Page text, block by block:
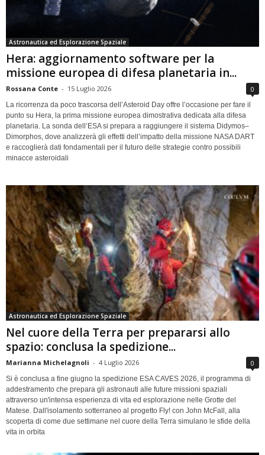
Astronautica ed Esplorazione Spaziale
Hera: aggiornamento software per la
missione europea di difesa planetaria in...
Rossana Conte - 15 Luglio 2026 0
La ricorrenza da poco trascorsa dell’Asteroid Day offre l’occasione per fare il
punto su Hera, la prima missione europea dimostrativa dedicata alla difesa
planetaria. La sonda dell’ESA si prepara a raggiungere il sistema Didymos–
Dimorphos, dove analizzerà gli effetti dell’impatto della missione NASA DART
e raccoglierà dati fondamentali per il futuro delle strategie contro possibili
minacce asteroidali
Astronautica ed Esplorazione Spaziale
Nel cuore della Terra per prepararsi allo
spazio: conclusa la spedizione...
Marianna Michelagnoli - 4 Luglio 2026 0
Si è conclusa a fine giugno la spedizione ESA CAVES 2026, il programma di
addestramento che prepara gli astronauti alle future missioni spaziali
attraverso un'intensa esperienza di vita ed esplorazione nelle Grotte del
Matese. Dall'isolamento sotterraneo al progetto Fly! con John McFall, alla
scoperta di come due settimane nel cuore della Terra simulano le sfide della
vita in orbita